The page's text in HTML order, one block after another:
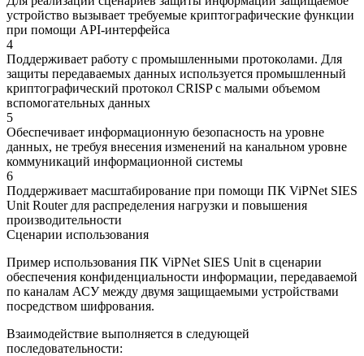
устройство вызывает требуемые криптографические функции
при помощи API-интерфейса
4
Поддерживает работу с промышленными протоколами. Для
защиты передаваемых данных используется промышленный
криптографический протокол CRISP с малыми объемом
вспомогательных данных
5
Обеспечивает информационную безопасность на уровне
данных, не требуя внесения изменений на канальном уровне
коммуникаций информационной системы
6
Поддерживает масштабирование при помощи ПК ViPNet SIES
Unit Router для распределения нагрузки и повышения
производительности
Сценарии использования
Пример использования ПК ViPNet SIES Unit в сценарии
обеспечения конфиденциальности информации, передаваемой
по каналам АСУ между двумя защищаемыми устройствами
посредством шифрования.
Взаимодействие выполняется в следующей
последовательности: